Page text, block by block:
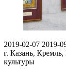
2019-02-07 2019-
г. Казань,
культуры